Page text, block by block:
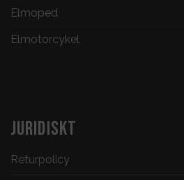
Elmoped
Elmotorcykel
JURIDISKT
Returpolicy